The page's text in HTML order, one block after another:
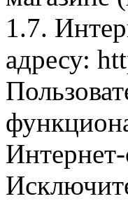
1.7.
адресу: